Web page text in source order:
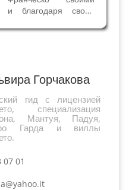
и благодаря своей
трудом, он
Горчакова
гид с лицензией
специализация
Мантуя, Падуя,
Гарда и виллы
07 01